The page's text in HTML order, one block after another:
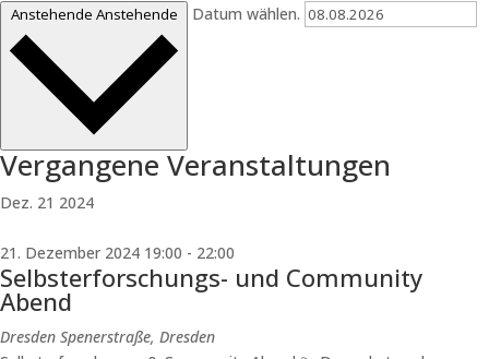
Anstehende Anstehende Datum wählen.
Vergangene Veranstaltungen
Dez. 21 2024
21. Dezember 2024 19:00 - 22:00
Selbsterforschungs- und Community
Abend
Dresden Spenerstraße, Dresden